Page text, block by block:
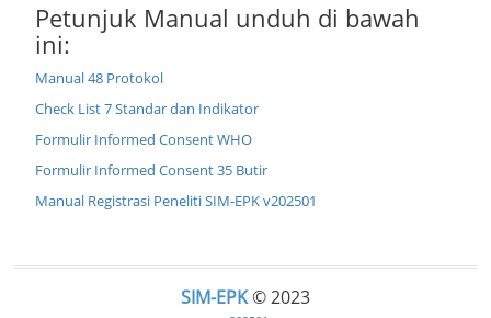
Petunjuk Manual unduh di bawah
ini:
Manual 48 Protokol
Check List 7 Standar dan Indikator
Formulir Informed Consent WHO
Formulir Informed Consent 35 Butir
Manual Registrasi Peneliti SIM-EPK v202501
SIM-EPK© 2023